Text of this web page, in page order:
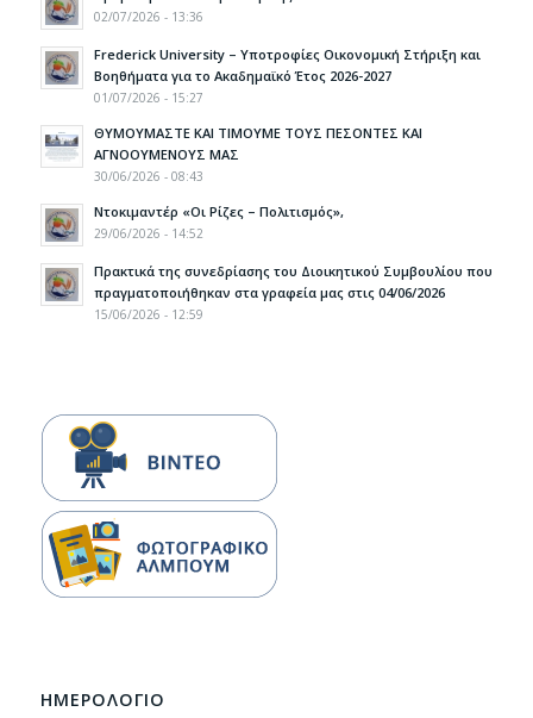
02/07/2026 - 13:36
Frederick University – Υποτροφίες Οικονομική Στήριξη και
Βοηθήματα για το Ακαδημαϊκό Έτος 2026-2027
01/07/2026 - 15:27
ΘΥΜΟΥΜΑΣΤΕ ΚΑΙ ΤΙΜΟΥΜΕ ΤΟΥΣ ΠΕΣΟΝΤΕΣ ΚΑΙ
ΑΓΝΟΟΥΜΕΝΟΥΣ ΜΑΣ
30/06/2026 - 08:43
Ντοκιμαντέρ «Οι Ρίζες – Πολιτισμός»,
29/06/2026 - 14:52
Πρακτικά της συνεδρίασης του Διοικητικού Συμβουλίου που
πραγματοποιήθηκαν στα γραφεία μας στις 04/06/2026
15/06/2026 - 12:59
ΗΜΕΡΟΛΟΓΙΟ